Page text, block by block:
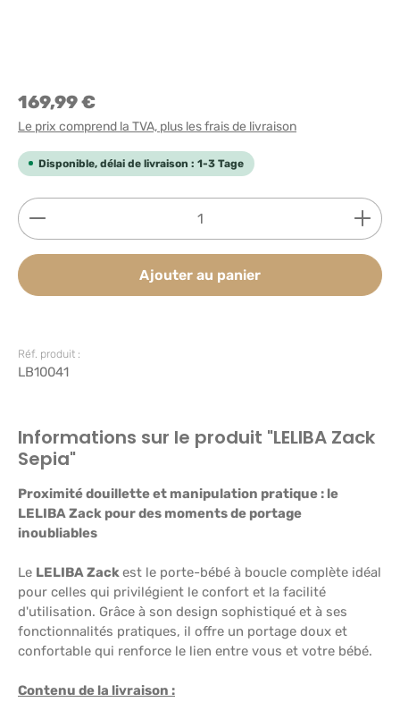
169,99 €
Le prix comprend la TVA, plus les frais de livraison
Disponible, délai de livraison : 1-3 Tage
Quantité de produit : Entrez la quantité
Ajouter au panier
Réf. produit :
LB10041
Informations sur le produit "LELIBA Zack
Sepia"
Proximité douillette et manipulation pratique : le
LELIBA Zack pour des moments de portage
inoubliables
Le LELIBA Zack est le porte-bébé à boucle complète idéal
pour celles qui privilégient le confort et la facilité
d'utilisation. Grâce à son design sophistiqué et à ses
fonctionnalités pratiques, il offre un portage doux et
confortable qui renforce le lien entre vous et votre bébé.
Contenu de la livraison :